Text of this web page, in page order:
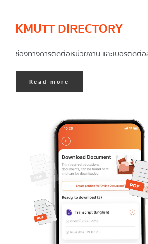
KMUTT DIRECTORY
ช่องทางการติดต่อหน่วยงาน และเบอร์ติดต่
Read more